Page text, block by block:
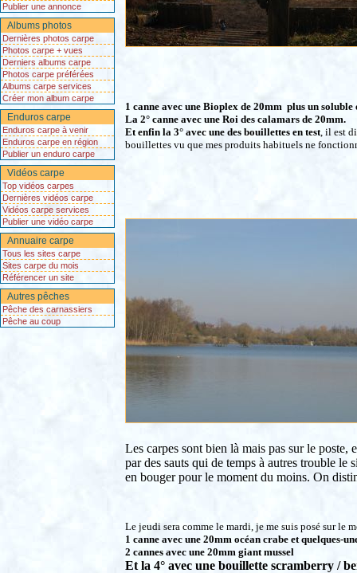
Publier une annonce
Albums photos
Dernières photos carpe
Photos carpe + vues
Derniers albums carpe
Photos carpe préférées
Albums carpe services
Créer mon album carpe
Enduros carpe
Enduros carpe à venir
Enduros carpe en région
Publier un enduro carpe
Vidéos carpe
Top vidéos carpes
Dernières vidéos carpe
Vidéos carpe services
Publier une vidéo carpe
Annuaire carpe
Tous les sites carpe
Sites carpe du mois
Référencer un site
Autres pêches
Pêche des carnassiers
Pêche au coup
1 canne avec une Bioplex de 20mm plus un soluble
La 2° canne avec une Roi des calamars de 20mm.
Et enfin la 3° avec une des bouillettes en test, il est
bouillettes vu que mes produits habituels ne
Les carpes sont bien là mais pas sur le
par des sauts qui de temps à autres trouble
en bouger pour le moment du moins. On
Le jeudi sera comme le mardi, je me suis posé sur le
1 canne avec une 20mm océan crabe et quelques-
2 cannes avec une 20mm giant mussel
Et la 4° avec une bouillette scramberry /